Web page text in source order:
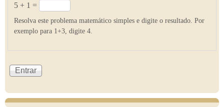
5 + 1 =
Resolva este problema matemático simples e digite o resultado. Por
exemplo para 1+3, digite 4.